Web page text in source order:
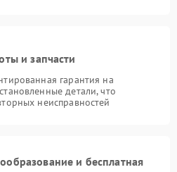
и запчасти
гарантия на
детали, что
неисправностей
и бесплатная